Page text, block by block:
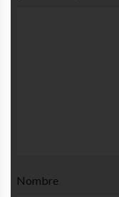
Nombre